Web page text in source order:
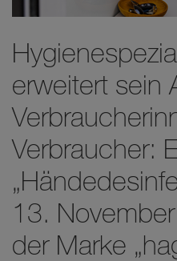
erweitert sein
Verbraucher:
13.
der Marke